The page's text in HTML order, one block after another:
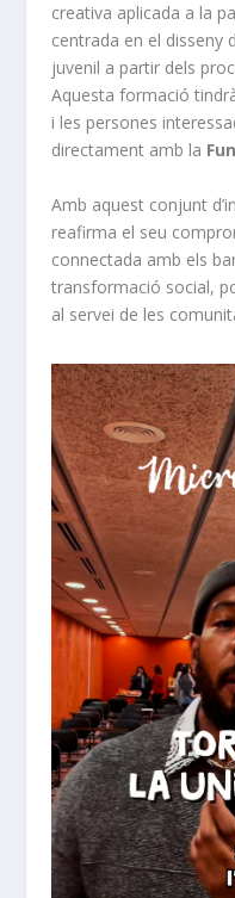
creativa aplicada a la
centrada en el disseny
juvenil a partir dels
Aquesta formació
i les persones
directament amb la
Amb aquest conjunt
reafirma el seu
connectada amb els
transformació social,
al servei de les